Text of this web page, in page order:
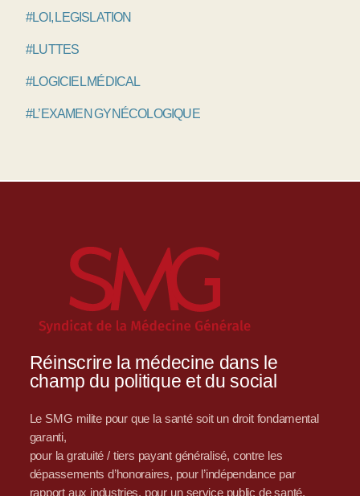
#LOI, LEGISLATION
#LUTTES
#LOGICIEL MÉDICAL
#L’EXAMEN GYNÉCOLOGIQUE
Réinscrire la médecine dans le
champ du politique et du social
Le SMG milite pour que la santé soit un droit fondamental
garanti,
pour la gratuité / tiers payant généralisé, contre les
dépassements d’honoraires, pour l’indépendance par
rapport aux industries, pour un service public de santé,